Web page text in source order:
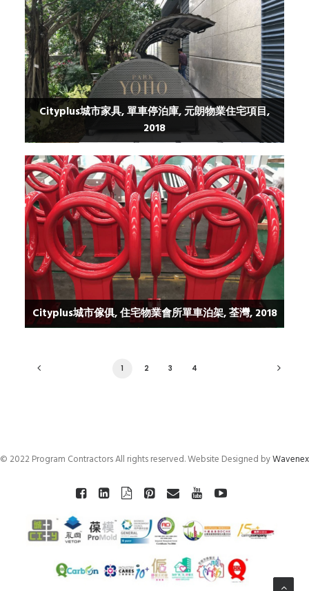
Cityplus城市家具, 單車停泊庫, 元朗物業住宅項目,
2018
Cityplus城市傢俱, 住宅物業會所單車泊架, 荃灣, 2018
1 2 3 4
© 2022 Program Contractors All rights reserved. Website Designed byWavenex